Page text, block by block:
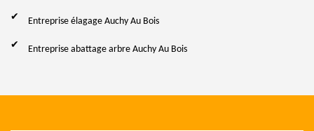
Entreprise élagage Auchy Au Bois
Entreprise abattage arbre Auchy Au Bois